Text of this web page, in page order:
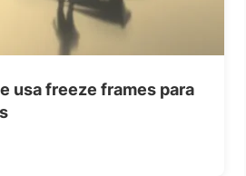
usa freeze frames para